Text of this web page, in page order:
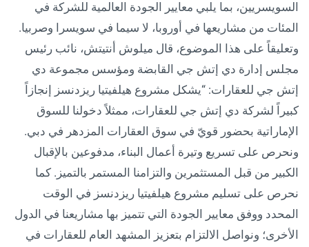
السويسريين، بما يلبي معايير الجودة العالمية للشركة في
المئات من مشاريعها في أوروبا، لا سيما في سويسرا وصربيا.
وتعليقاً على هذا الموضوع، قال ميلوش أنتيتش، نائب رئيس
مجلس إدارة دي إتش جي القابضة ومؤسس مجموعة دي
إتش جي للعقارات: “يشكل مشروع هيلفيتيا ريزدنسز إنجازاً
كبيراً لشركة دي إتش جي للعقارات، ممثلاً دخولنا للسوق
الإماراتية بحضور قويّ في سوق العقارات المزدهر في دبي.
ونحرص على تسريع وتيرة أعمال البناء، مدفوعين بالإقبال
الكبير من قبل المستثمرين والتزامنا المستمر بالتميز. كما
نحرص على تسليم مشروع هيلفيتيا ريزدنسز في الوقت
المحدد ووفق معايير الجودة التي تتميز بها مشاريعنا في الدول
الأخرى؛ ونواصل الالتزام بتعزيز المشهد العام للعقارات في